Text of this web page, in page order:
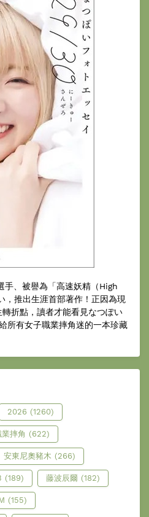
手、被譽為「高速妖精（High
推出生涯首部著作！正因為現
折點，讀者才能看見なつぽい
所有女子職業摔角迷的一本珍藏
2026 (1260)
摔角 (622)
安東尼奧豬木 (266)
(189) 藤波辰爾 (182)
(155)